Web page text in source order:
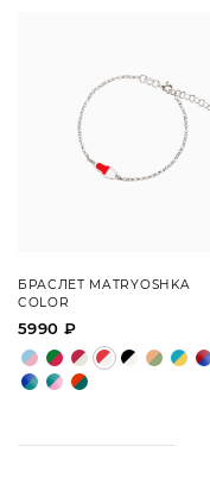
БРАСЛЕТ MATRYOSHKA
COLOR
5990 ₽